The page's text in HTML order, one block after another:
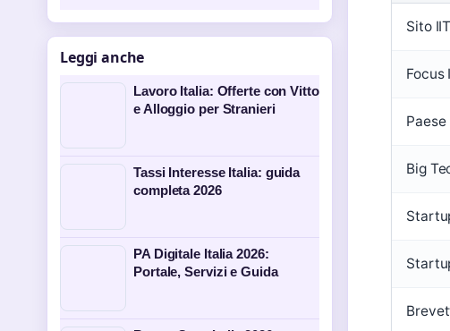
Sito IIT
Focus
Big
Leggi anche
Lavoro Italia: Offerte con Vitto
e Alloggio per Stranieri
Tassi Interesse Italia: guida
completa 2026
PA Digitale Italia 2026:
Portale, Servizi e Guida